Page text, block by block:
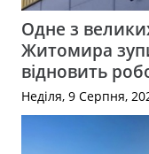
Одне з
Житомира
відновить
Неділя, 9 Серпня,